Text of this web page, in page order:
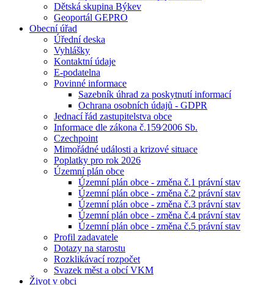
Dětská skupina Býkev
Geoportál GEPRO
Obecní úřad
Úřední deska
Vyhlášky
Kontaktní údaje
E-podatelna
Povinné informace
Sazebník úhrad za poskytnutí informací
Ochrana osobních údajů - GDPR
Jednací řád zastupitelstva obce
Informace dle zákona č.159⁄2006 Sb.
Czechpoint
Mimořádné události a krizové situace
Poplatky pro rok 2026
Územní plán obce
Územní plán obce - změna č.1 právní stav
Územní plán obce - změna č.2 právní stav
Územní plán obce - změna č.3 právní stav
Územní plán obce - změna č.4 právní stav
Územní plán obce - změna č.5 právní stav
Profil zadavatele
Dotazy na starostu
Rozklikávací rozpočet
Svazek měst a obcí VKM
Život v obci